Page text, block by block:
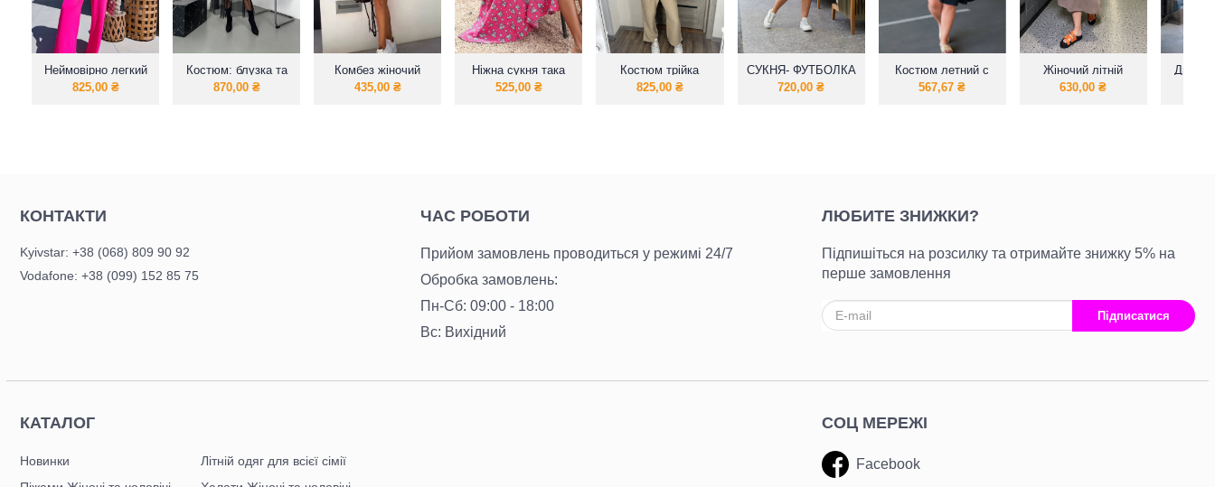
Неймовірно легкий
костюм
825,00 ₴
Костюм: блузка та
спідниця
870,00 ₴
Комбез жіночий
435,00 ₴
Ніжна сукня така
легка
525,00 ₴
Костюм трійка
825,00 ₴
СУКНЯ- ФУТБОЛКА
OVERSIZE
720,00₴
Костюм летний с
юбкой 50 размер
567,67₴
Жіночий літній
сарафан
630,00₴
КОНТАКТИ
Kyivstar: +38 (068) 809 90 92
Vodafone: +38 (099) 152 85 75
ЧАС РОБОТИ
Прийом замовлень проводиться у режимі 24/7
Обробка замовлень:
Пн-Сб: 09:00 - 18:00
Вс: Вихідний
ЛЮБИТЕ ЗНИЖКИ?
Підпишіться на розсилку та отримайте знижку 5% на
перше замовлення
Підписатися
КАТАЛОГ
Новинки
Літній одяг для всієї сімії
СОЦ МЕРЕЖІ
Facebook